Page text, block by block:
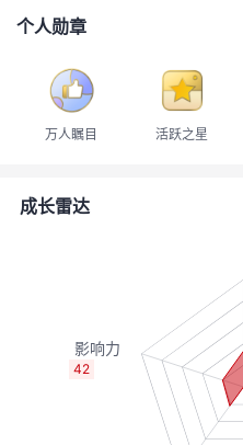
者
我
发
Programs
的
个人勋章
万人瞩目 活跃之星
成长雷达
42